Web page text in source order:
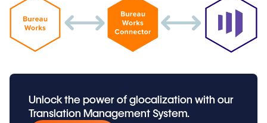
Unlock the power of glocalization with our
Translation Management System.